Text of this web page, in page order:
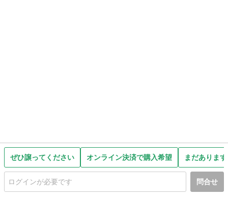
ぜひ譲ってください オンライン決済で購入希望 まだありま
問合せ